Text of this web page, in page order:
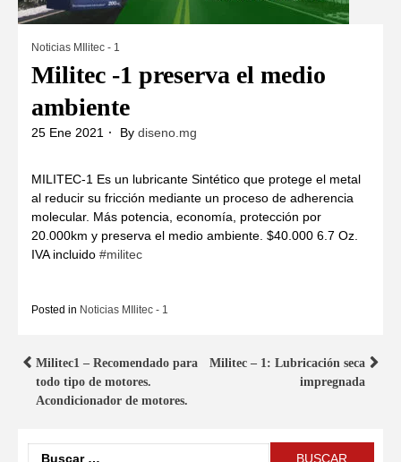
Noticias MIlitec - 1
Militec -1 preserva el medio
ambiente
25 Ene 2021 By diseno.mg
MILITEC-1 Es un lubricante Sintético que protege el metal
al reducir su fricción mediante un proceso de adherencia
molecular. Más potencia, economía, protección por
20.000km y preserva el medio ambiente. $40.000 6.7 Oz.
IVA incluido #militec
Posted in Noticias MIlitec - 1
Militec1 – Recomendado para
todo tipo de motores.
Acondicionador de motores.
Militec – 1: Lubricación seca
impregnada